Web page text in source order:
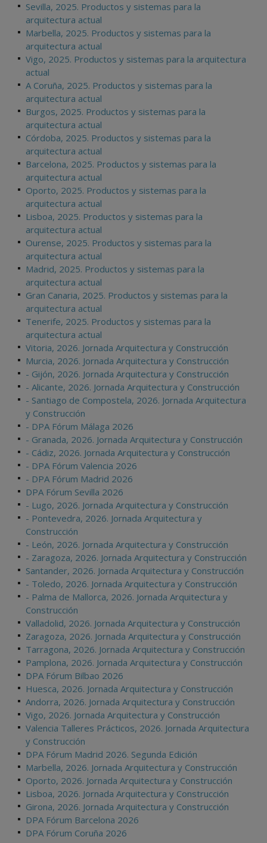
Sevilla, 2025. Productos y sistemas para la
arquitectura actual
Marbella, 2025. Productos y sistemas para la
arquitectura actual
Vigo, 2025. Productos y sistemas para la arquitectura
actual
A Coruña, 2025. Productos y sistemas para la
arquitectura actual
Burgos, 2025. Productos y sistemas para la
arquitectura actual
Córdoba, 2025. Productos y sistemas para la
arquitectura actual
Barcelona, 2025. Productos y sistemas para la
arquitectura actual
Oporto, 2025. Productos y sistemas para la
arquitectura actual
Lisboa, 2025. Productos y sistemas para la
arquitectura actual
Ourense, 2025. Productos y sistemas para la
arquitectura actual
Madrid, 2025. Productos y sistemas para la
arquitectura actual
Gran Canaria, 2025. Productos y sistemas para la
arquitectura actual
Tenerife, 2025. Productos y sistemas para la
arquitectura actual
Vitoria, 2026. Jornada Arquitectura y Construcción
Murcia, 2026. Jornada Arquitectura y Construcción
- Gijón, 2026. Jornada Arquitectura y Construcción
- Alicante, 2026. Jornada Arquitectura y Construcción
- Santiago de Compostela, 2026. Jornada Arquitectura
y Construcción
- DPA Fórum Málaga 2026
- Granada, 2026. Jornada Arquitectura y Construcción
- Cádiz, 2026. Jornada Arquitectura y Construcción
- DPA Fórum Valencia 2026
- DPA Fórum Madrid 2026
DPA Fórum Sevilla 2026
- Lugo, 2026. Jornada Arquitectura y Construcción
- Pontevedra, 2026. Jornada Arquitectura y
Construcción
- León, 2026. Jornada Arquitectura y Construcción
- Zaragoza, 2026. Jornada Arquitectura y Construcción
Santander, 2026. Jornada Arquitectura y Construcción
- Toledo, 2026. Jornada Arquitectura y Construcción
- Palma de Mallorca, 2026. Jornada Arquitectura y
Construcción
Valladolid, 2026. Jornada Arquitectura y Construcción
Zaragoza, 2026. Jornada Arquitectura y Construcción
Tarragona, 2026. Jornada Arquitectura y Construcción
Pamplona, 2026. Jornada Arquitectura y Construcción
DPA Fórum Bilbao 2026
Huesca, 2026. Jornada Arquitectura y Construcción
Andorra, 2026. Jornada Arquitectura y Construcción
Vigo, 2026. Jornada Arquitectura y Construcción
Valencia Talleres Prácticos, 2026. Jornada Arquitectura
y Construcción
DPA Fórum Madrid 2026. Segunda Edición
Marbella, 2026. Jornada Arquitectura y Construcción
Oporto, 2026. Jornada Arquitectura y Construcción
Lisboa, 2026. Jornada Arquitectura y Construcción
Girona, 2026. Jornada Arquitectura y Construcción
DPA Fórum Barcelona 2026
DPA Fórum Coruña 2026